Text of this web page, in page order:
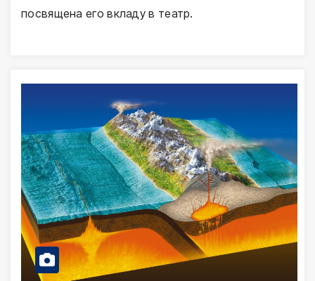
посвящена его вкладу в театр.